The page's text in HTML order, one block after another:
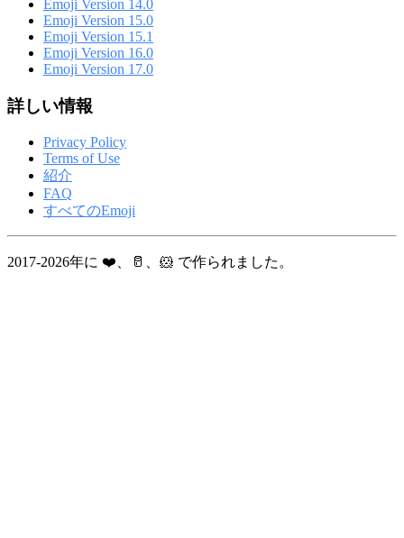
Emoji Version 14.0
Emoji Version 15.0
Emoji Version 15.1
Emoji Version 16.0
Emoji Version 17.0
詳しい情報
Privacy Policy
Terms of Use
紹介
FAQ
すべてのEmoji
2017-2026年に ❤️、🥛、🐹 で作られました。